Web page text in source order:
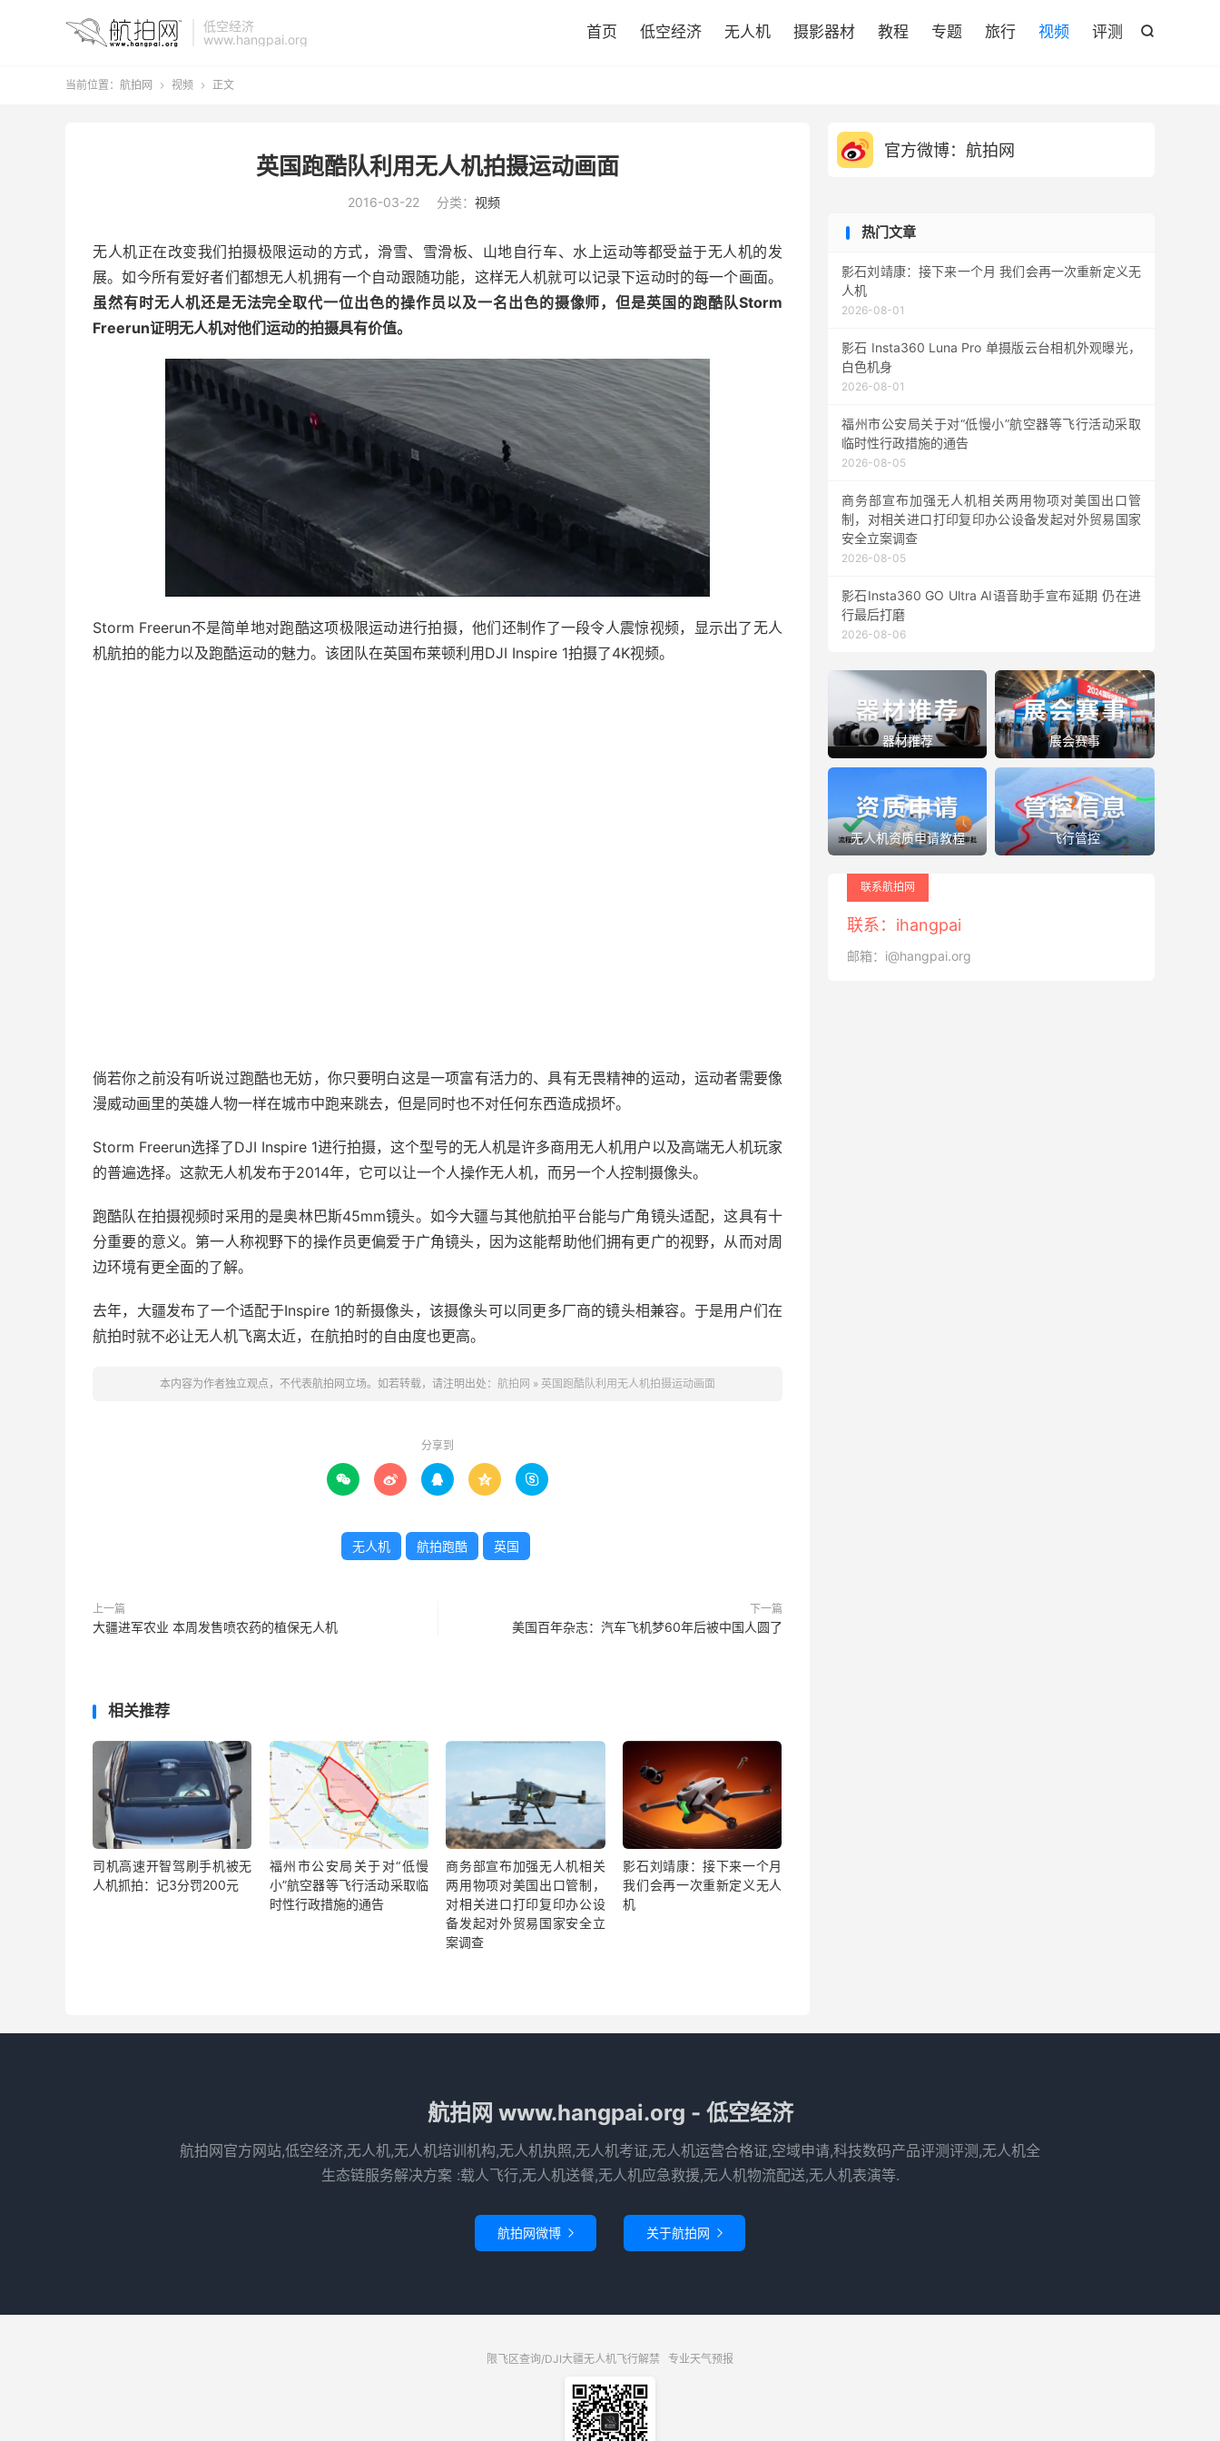
低空经济
www.hangpai.org

首页 低空经济 无人机 摄影器材 教程 专题 旅行 视频 评测
当前位置： 航拍网  视频  正文
英国跑酷队利用无人机拍摄运动画面
2016-03-22 分类： 视频
无人机正在改变我们拍摄极限运动的方式，滑雪、雪滑板、山地自行车、水上运动等都受益于无人机的发
展。如今所有爱好者们都想无人机拥有一个自动跟随功能，这样无人机就可以记录下运动时的每一个画面。
虽然有时无人机还是无法完全取代一位出色的操作员以及一名出色的摄像师，但是英国的跑酷队Storm
Freerun证明无人机对他们运动的拍摄具有价值。
Storm Freerun不是简单地对跑酷这项极限运动进行拍摄，他们还制作了一段令人震惊视频，显示出了无人
机航拍的能力以及跑酷运动的魅力。该团队在英国布莱顿利用DJI Inspire 1拍摄了4K视频。
倘若你之前没有听说过跑酷也无妨，你只要明白这是一项富有活力的、具有无畏精神的运动，运动者需要像
漫威动画里的英雄人物一样在城市中跑来跳去，但是同时也不对任何东西造成损坏。
Storm Freerun选择了DJI Inspire 1进行拍摄，这个型号的无人机是许多商用无人机用户以及高端无人机玩家
的普遍选择。这款无人机发布于2014年，它可以让一个人操作无人机，而另一个人控制摄像头。
跑酷队在拍摄视频时采用的是奥林巴斯45mm镜头。如今大疆与其他航拍平台能与广角镜头适配，这具有十
分重要的意义。第一人称视野下的操作员更偏爱于广角镜头，因为这能帮助他们拥有更广的视野，从而对周
边环境有更全面的了解。
去年，大疆发布了一个适配于Inspire 1的新摄像头，该摄像头可以同更多厂商的镜头相兼容。于是用户们在
航拍时就不必让无人机飞离太近，在航拍时的自由度也更高。
本内容为作者独立观点，不代表航拍网立场。如若转载，请注明出处： 航拍网 » 英国跑酷队利用无人机拍摄运动画面
分享到
    
无人机 航拍跑酷 英国
上一篇
大疆进军农业 本周发售喷农药的植保无人机
下一篇
美国百年杂志：汽车飞机梦60年后被中国人圆了
相关推荐
司机高速开智驾刷手机被无
人机抓拍：记3分罚200元
福州市公安局关于对“低慢
小”航空器等飞行活动采取临
时性行政措施的通告
商务部宣布加强无人机相关
两用物项对美国出口管制，
对相关进口打印复印办公设
备发起对外贸易国家安全立
案调查
影石刘靖康：接下来一个月
我们会再一次重新定义无人
机
官方微博：航拍网
热门文章
影石刘靖康：接下来一个月 我们会再一次重新定义无
人机
2026-08-01
影石 Insta360 Luna Pro 单摄版云台相机外观曝光，
白色机身
2026-08-01
福州市公安局关于对“低慢小”航空器等飞行活动采取
临时性行政措施的通告
2026-08-05
商务部宣布加强无人机相关两用物项对美国出口管
制，对相关进口打印复印办公设备发起对外贸易国家
安全立案调查
2026-08-05
影石Insta360 GO Ultra AI语音助手宣布延期 仍在进
行最后打磨
2026-08-06
器材推荐 展会赛事
无人机资质申请教程 飞行管控
联系航拍网
联系：ihangpai
邮箱：i@hangpai.org
航拍网 www.hangpai.org - 低空经济
航拍网官方网站,低空经济,无人机,无人机培训机构,无人机执照,无人机考证,无人机运营合格证,空域申请,科技数码产品评测评测,无人机全
生态链服务解决方案 :载人飞行,无人机送餐,无人机应急救援,无人机物流配送,无人机表演等.
航拍网微博  关于航拍网 
限飞区查询/DJI大疆无人机飞行解禁 专业天气预报